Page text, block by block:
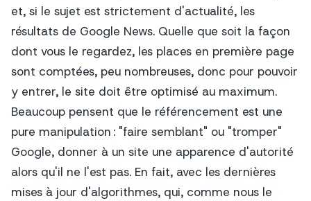
et, si le sujet est strictement d'actualité, les
résultats de Google News. Quelle que soit la façon
dont vous le regardez, les places en première page
sont comptées, peu nombreuses, donc pour pouvoir
y entrer, le site doit être optimisé au maximum.
Beaucoup pensent que le référencement est une
pure manipulation : "faire semblant" ou "tromper"
Google, donner à un site une apparence d'autorité
alors qu'il ne l'est pas. En fait, avec les dernières
mises à jour d'algorithmes, qui, comme nous le